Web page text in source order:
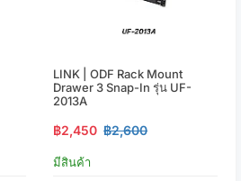
LINK | ODF Rack Mount
Drawer 3 Snap-In รุ่น UF-
2013A
฿2,450 ฿2,600
มีสินค้า